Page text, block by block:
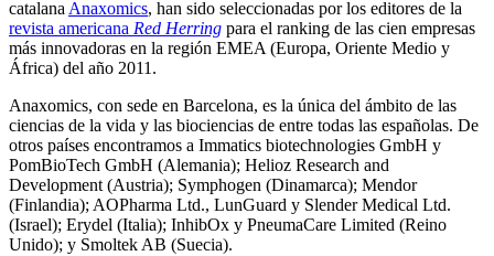
catalanaAnaxomics, han sido seleccionadas por los editores de la
revista americana Red Herring para el ranking de las cien empresas
más innovadoras en la región EMEA (Europa, Oriente Medio y
África) del año 2011.
Anaxomics, con sede en Barcelona, es la única del ámbito de las
ciencias de la vida y las biociencias de entre todas las españolas. De
otros países encontramos a Immatics biotechnologies GmbH y
PomBioTech GmbH (Alemania); Helioz Research and
Development (Austria); Symphogen (Dinamarca); Mendor
(Finlandia); AOPharma Ltd., LunGuard y Slender Medical Ltd.
(Israel); Erydel (Italia); InhibOx y PneumaCare Limited (Reino
Unido); y Smoltek AB (Suecia).